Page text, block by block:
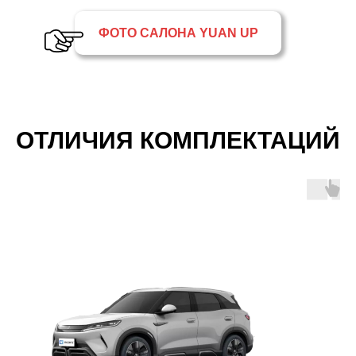
ФОТО САЛОНА YUAN UP
ОТЛИЧИЯ КОМПЛЕКТАЦИЙ